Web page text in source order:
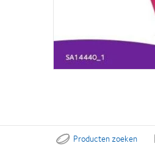
Producten zoeken